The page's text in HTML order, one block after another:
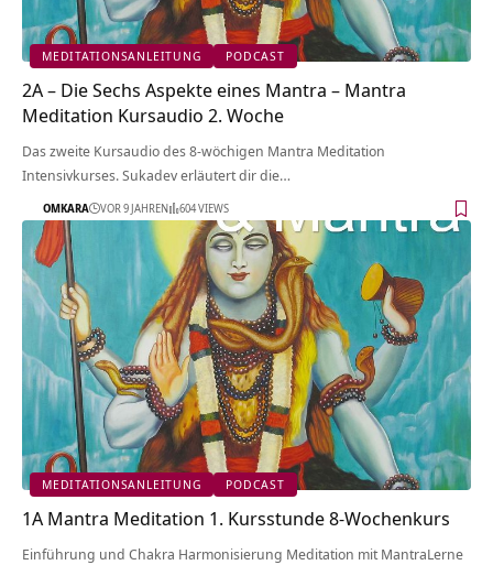
MEDITATIONSANLEITUNG PODCAST
2A – Die Sechs Aspekte eines Mantra – Mantra
Meditation Kursaudio 2. Woche
Das zweite Kursaudio des 8-wöchigen Mantra Meditation
Intensivkurses. Sukadev erläutert dir die…
OMKARA VOR 9 JAHREN 604 VIEWS
MEDITATIONSANLEITUNG PODCAST
1A Mantra Meditation 1. Kursstunde 8-Wochenkurs
Einführung und Chakra Harmonisierung Meditation mit MantraLerne